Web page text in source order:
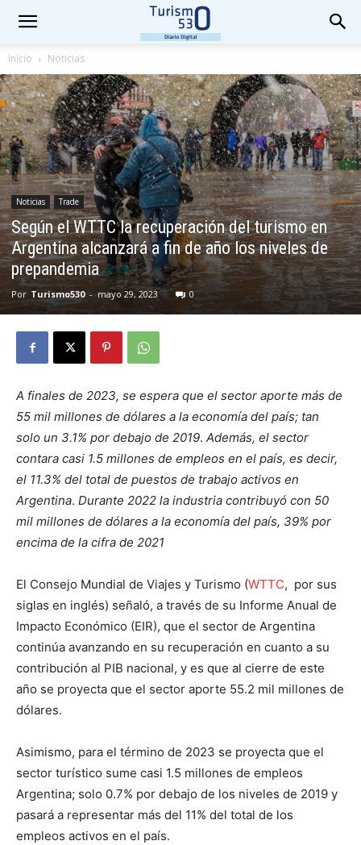
Inicio Noticias
Noticias Trade
Según el WTTC la recuperación del turismo en
Argentina alcanzará a fin de año los niveles de
prepandemia
Por Turismo530 - mayo 29, 2023 0
A finales de 2023, se espera que el sector aporte más de
55 mil millones de dólares a la economía del país; tan
solo un 3.1% por debajo de 2019. Además, el sector
contara casi 1.5 millones de empleos en el país, es decir,
el 11.3% del total de puestos de trabajo activos en
Argentina. Durante 2022 la industria contribuyó con 50
mil millones de dólares a la economía del país, 39% por
encima de la cifra de 2021
El Consejo Mundial de Viajes y Turismo (WTTC, por sus
siglas en inglés) señaló, a través de su Informe Anual de
Impacto Económico (EIR), que el sector de Argentina
continúa avanzando en su recuperación en cuanto a su
contribución al PIB nacional, y es que al cierre de este
año se proyecta que el sector aporte 55.2 mil millones de
dólares.
Asimismo, para el término de 2023 se proyecta que el
sector turístico sume casi 1.5 millones de empleos
Argentina; solo 0.7% por debajo de los niveles de 2019 y
pasará a representar más del 11% del total de los
empleos activos en el país.